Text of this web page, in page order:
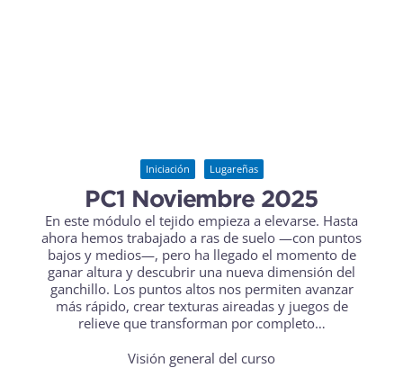
Iniciación Lugareñas
PC1 Noviembre 2025
En este módulo el tejido empieza a elevarse. Hasta
ahora hemos trabajado a ras de suelo —con puntos
bajos y medios—, pero ha llegado el momento de
ganar altura y descubrir una nueva dimensión del
ganchillo. Los puntos altos nos permiten avanzar
más rápido, crear texturas aireadas y juegos de
relieve que transforman por completo…
Visión general del curso